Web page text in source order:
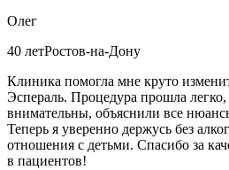
Олег
40 летРостов-на-Дону
Клиника помогла мне круто
Эспераль. Процедура прошла
внимательны, объяснили все
Теперь я уверенно держусь без
отношения с детьми. Спасибо за
в пациентов!